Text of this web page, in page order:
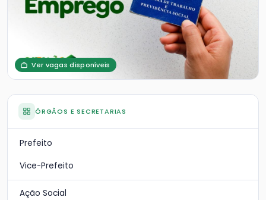
Ver vagas disponíveis
ÓRGÃOS E SECRETARIAS
Prefeito
Vice-Prefeito
Ação Social